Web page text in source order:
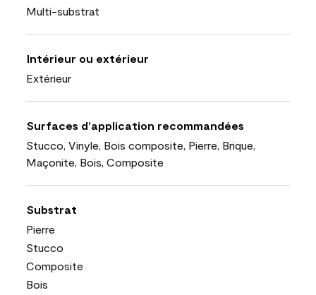
Multi-substrat
Intérieur ou extérieur
Extérieur
Surfaces d’application recommandées
Stucco, Vinyle, Bois composite, Pierre, Brique,
Maçonite, Bois, Composite
Substrat
Pierre
Stucco
Composite
Bois